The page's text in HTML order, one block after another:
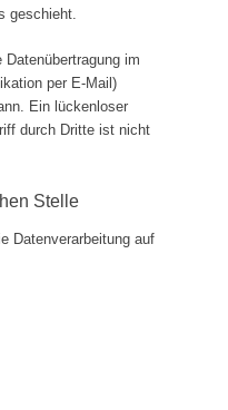
geschieht.
im
per E-Mail)
Ein lückenloser
durch Dritte ist nicht
Stelle
Datenverarbeitung auf